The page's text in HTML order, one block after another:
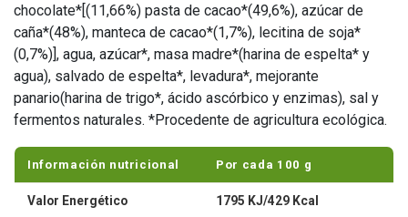
chocolate*[(11,66%) pasta de cacao*(49,6%), azúcar de
caña*(48%), manteca de cacao*(1,7%), lecitina de soja*
(0,7%)], agua, azúcar*, masa madre*(harina de espelta* y
agua), salvado de espelta*, levadura*, mejorante
panario(harina de trigo*, ácido ascórbico y enzimas), sal y
fermentos naturales. *Procedente de agricultura ecológica.
Información nutricional Por cada 100 g
Valor Energético 1795 KJ/429 Kcal